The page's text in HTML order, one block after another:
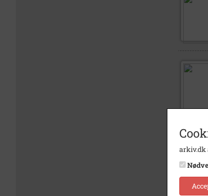
arkiv.dk